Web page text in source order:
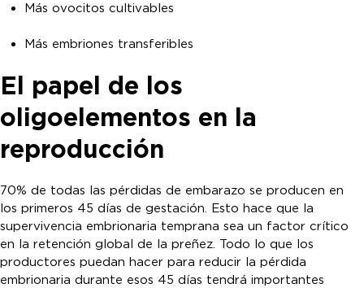
Más ovocitos cultivables
Más embriones transferibles
El papel de los
oligoelementos en la
reproducción
70% de todas las pérdidas de embarazo se producen en
los primeros 45 días de gestación. Esto hace que la
supervivencia embrionaria temprana sea un factor crítico
en la retención global de la preñez. Todo lo que los
productores puedan hacer para reducir la pérdida
embrionaria durante esos 45 días tendrá importantes